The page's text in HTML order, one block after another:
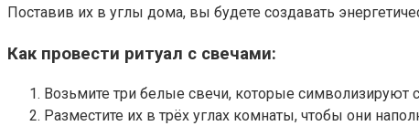
Поставив их в углы дома, вы будете создавать
Как провести ритуал с свечами:
Возьмите три белые свечи, которые символизируют
Разместите их в трёх углах комнаты, чтобы они